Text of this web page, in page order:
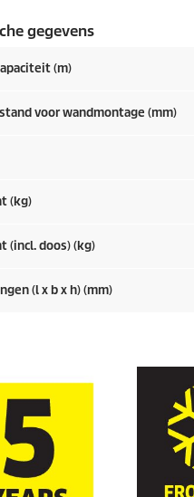
gegevens
(m)
voor wandmontage (mm)
(kg)
(incl. doos) (kg)
(l x b x h) (mm)